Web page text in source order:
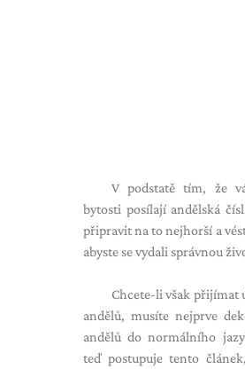
V podstatě tím, že
bytosti posílají andělská
připravit na to nejhorší a
abyste se vydali správnou
Chcete-li však přijímat
andělů, musíte nejprve
andělů do normálního
teď postupuje tento